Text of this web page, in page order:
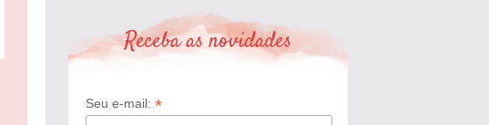
Receba as novidades
Seu e-mail: *